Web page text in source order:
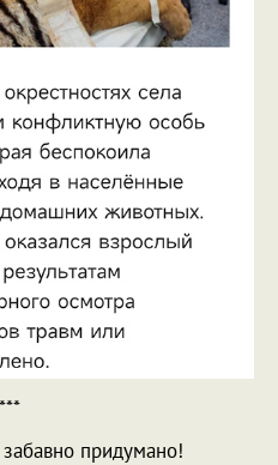
***
придумано!